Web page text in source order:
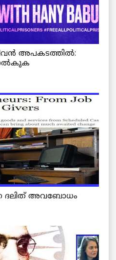
അപകടത്തിൽ:
നൽകുക
ദലിത് അവബോധം